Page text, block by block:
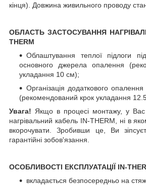
кінця). Довжина живильного проводу
ОБЛАСТЬ ЗАСТОСУВАННЯ
THERM
Облаштування теплої підлоги
основного джерела опалення
укладання 10 см);
Організація додаткового опалення
(рекомендований крок укладання
Увага! Якщо в процесі монтажу, у Вас
нагрівальний кабель IN-THERM, ні в
вкорочувати. Зробивши це, Ви
гарантійні зобов'язання.
ОСОБЛИВОСТІ ЕКСПЛУАТАЦІЇ IN-
вкладається безпосередньо на